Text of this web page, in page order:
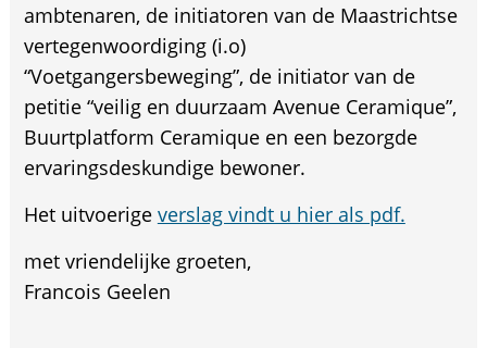
ambtenaren, de initiatoren van de Maastrichtse
vertegenwoordiging (i.o)
“Voetgangersbeweging”, de initiator van de
petitie “veilig en duurzaam Avenue Ceramique”,
Buurtplatform Ceramique en een bezorgde
ervaringsdeskundige bewoner.
Het uitvoerige verslag vindt u hier als pdf.
met vriendelijke groeten,
Francois Geelen